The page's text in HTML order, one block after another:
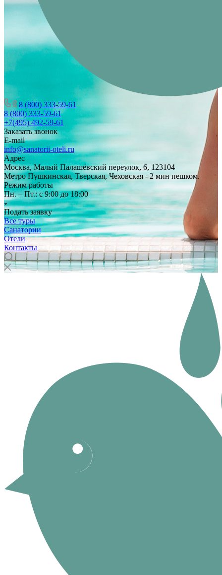
8 (800) 333-59-61
8 (800) 333-59-61
+7(495) 492-59-61
Заказать звонок
E-mail
info@sanatorii-oteli.ru
Адрес
Москва, Малый Палашёвский переулок, 6, 123104
Метро Пушкинская, Тверская, Чеховская - 2 мин пешком.
Режим работы
Пн. – Пт.: с 9:00 до 18:00
Подать заявку
Все туры
Санатории
Отели
Контакты